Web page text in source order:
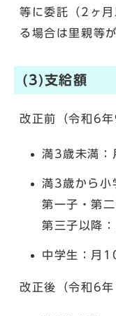
等に委託（2ヶ
る場合は里親等
(3)支給額
改正前（令和6年
満3歳未満
満3歳から小
第一子・第
第三子以降
中学生：月
改正後（令和6